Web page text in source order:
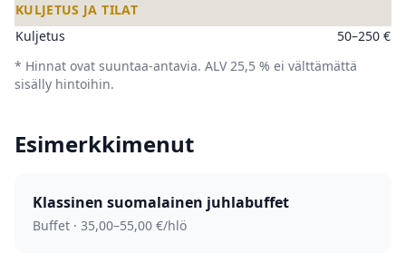
KULJETUS JA TILAT
Kuljetus
50–250 €
* Hinnat ovat suuntaa-antavia. ALV 25,5 % ei välttämättä
sisälly hintoihin.
Esimerkkimenut
Klassinen suomalainen juhla­buffet
Buffet · 35,00–55,00 €/hlö